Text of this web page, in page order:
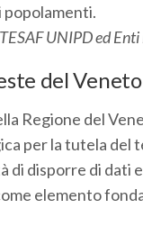
popolamenti.
UNIPD ed
del Veneto
Regione del
per la tutela
di disporre di
elemento